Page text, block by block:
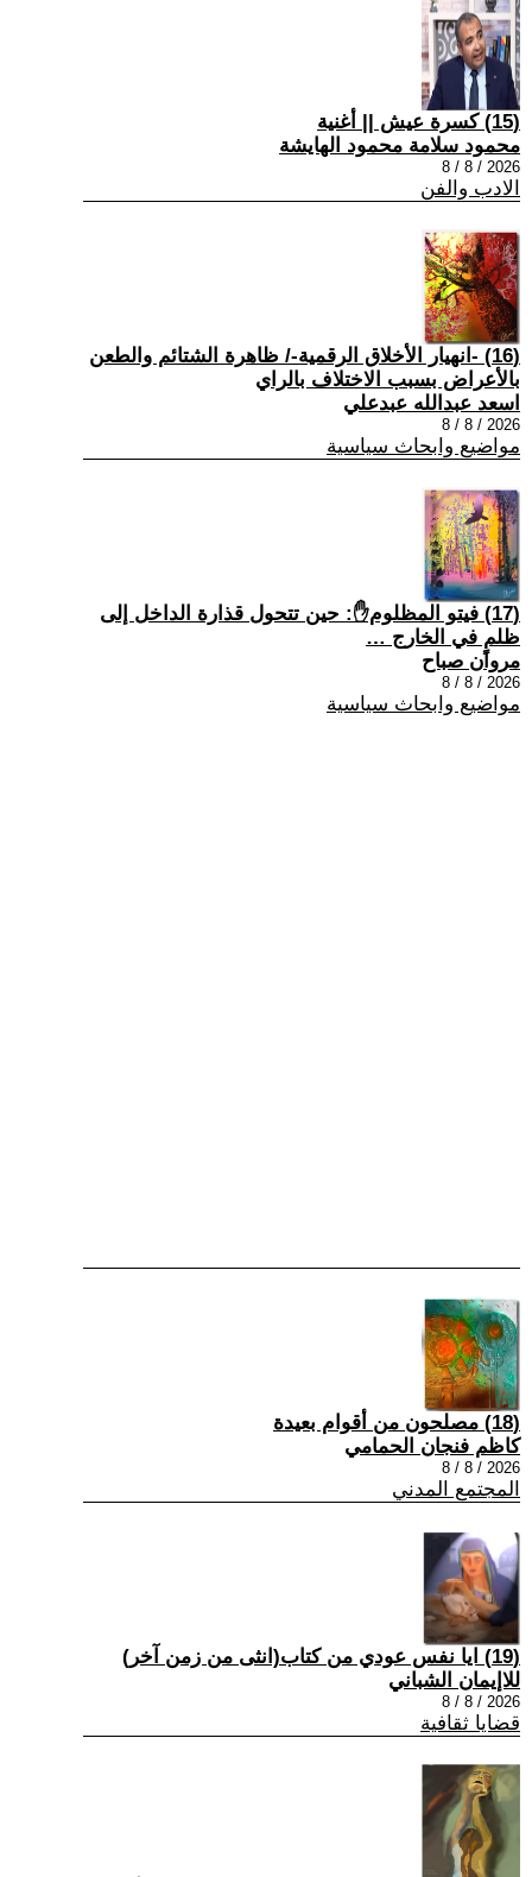
(15) كسرة عيش || أغنية
محمود سلامة محمود الهايشة
2026 / 8 / 8
الادب والفن
(16) -انهيار الأخلاق الرقمية-/ ظاهرة الشتائم والطعن
بالأعراض بسبب الاختلاف بالراي
اسعد عبدالله عبدعلي
2026 / 8 / 8
مواضيع وابحاث سياسية
(17) فيتو المظلوم✋: حين تتحول قذارة الداخل إلى
ظلمٍ في الخارج …
مروان صباح
2026 / 8 / 8
مواضيع وابحاث سياسية
(18) مصلحون من أقوام بعيدة
كاظم فنجان الحمامي
2026 / 8 / 8
المجتمع المدني
(19) ايا نفس عودي من كتاب(انثى من زمن آخر)
للاإيمان الشباني
2026 / 8 / 8
قضايا ثقافية